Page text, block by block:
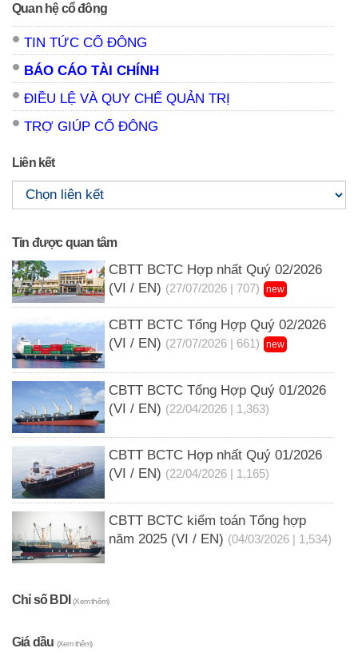
Quan hệ cổ đông
TIN TỨC CỔ ĐÔNG
BÁO CÁO TÀI CHÍNH
ĐIỀU LỆ VÀ QUY CHẾ QUẢN TRỊ
TRỢ GIÚP CỔ ĐÔNG
Liên kết
Tin được quan tâm
CBTT BCTC Hợp nhất Quý 02/2026
(VI / EN) (27/07/2026 | 707) new
CBTT BCTC Tổng Hợp Quý 02/2026
(VI / EN) (27/07/2026 | 661) new
CBTT BCTC Tổng Hợp Quý 01/2026
(VI / EN) (22/04/2026 | 1,363)
CBTT BCTC Hợp nhất Quý 01/2026
(VI / EN) (22/04/2026 | 1,165)
CBTT BCTC kiểm toán Tổng hợp
năm 2025 (VI / EN) (04/03/2026 | 1,534)
Chỉ số BDI(Xem thêm)
Giá dầu (Xem thêm)